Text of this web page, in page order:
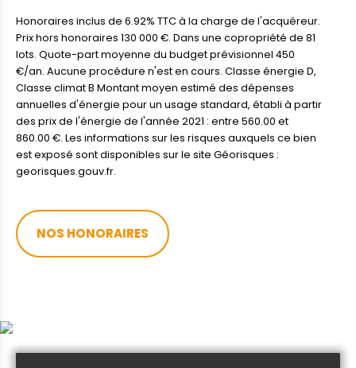
Honoraires inclus de 6.92% TTC à la charge de l'acquéreur.
Prix hors honoraires 130 000 €. Dans une copropriété de 81
lots. Quote-part moyenne du budget prévisionnel 450
€/an. Aucune procédure n'est en cours. Classe énergie D,
Classe climat B Montant moyen estimé des dépenses
annuelles d'énergie pour un usage standard, établi à partir
des prix de l'énergie de l'année 2021 : entre 560.00 et
860.00 €. Les informations sur les risques auxquels ce bien
est exposé sont disponibles sur le site Géorisques :
georisques.gouv.fr.
NOS HONORAIRES